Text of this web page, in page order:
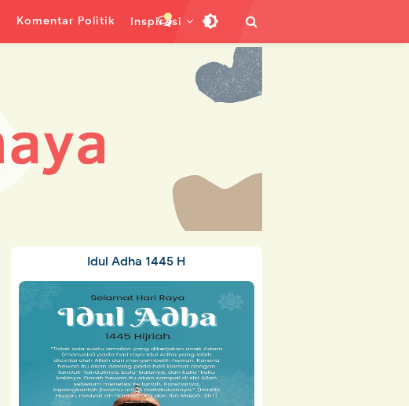
Komentar Politik Inspirasi
Idul Adha 1445 H